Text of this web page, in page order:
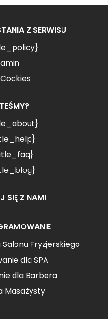
Z SERWISU
SIĘ Z NAMI
Fryzjerskiego
dla SPA
dla Barbera
Masażysty